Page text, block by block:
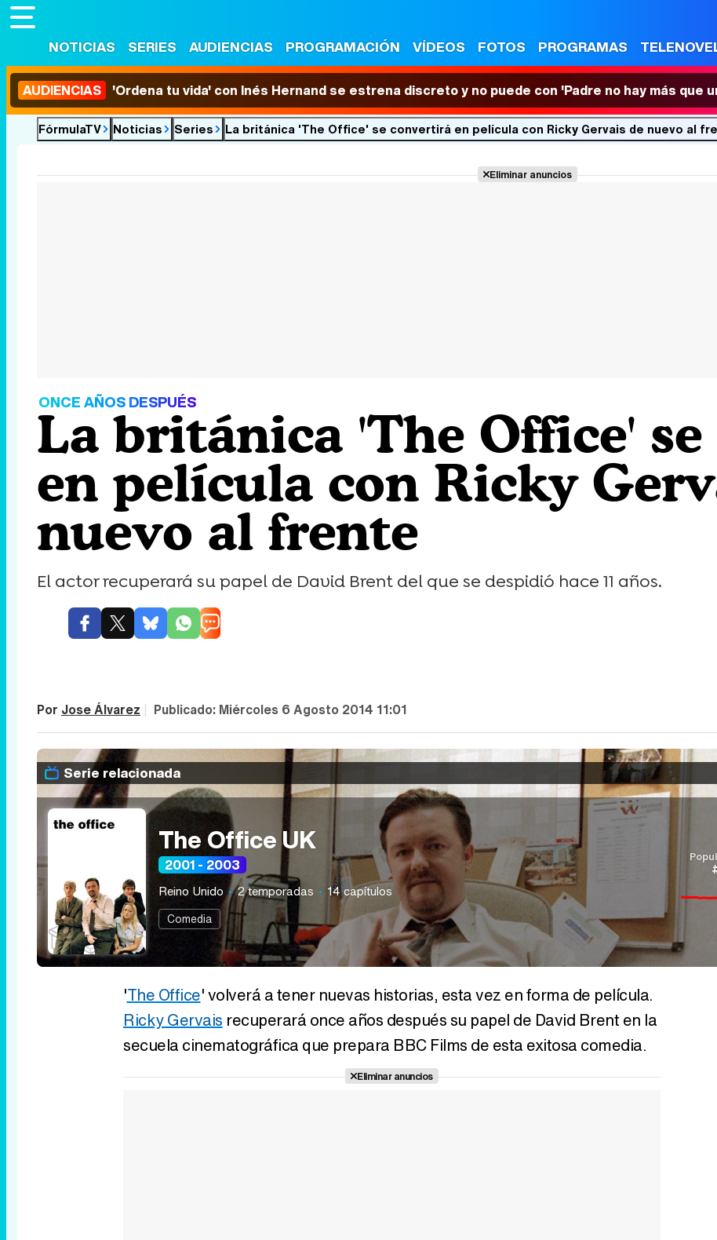
NOTICIAS SERIES AUDIENCIAS PROGRAMACIÓN VÍDEOS FOTOS PROGRAMAS
AUDIENCIAS 'Ordena tu vida' con Inés Hernand se estrena discreto y no puede con 'Padre no hay más que
FórmulaTV Noticias Series La británica 'The Office' se convertirá en película con Ricky Gervais de nuevo al
Eliminar anuncios
ONCE AÑOS DESPUÉS
La británica 'The Office'
en película con Ricky
nuevo al frente
El actor recuperará su papel de David Brent del que se despidió hace 11 años.
Por Jose Álvarez | Publicado: Miércoles 6 Agosto 2014 11:01
Serie relacionada
The Office UK
2001 - 2003
Reino Unido 2 temporadas 14 capítulos
Comedia
'The Office' volverá a tener nuevas historias, esta vez en forma de película.
Ricky Gervais recuperará once años después su papel de David Brent en la
secuela cinematográfica que prepara BBC Films de esta exitosa comedia.
Eliminar anuncios